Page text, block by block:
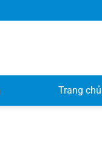
Trang chủ